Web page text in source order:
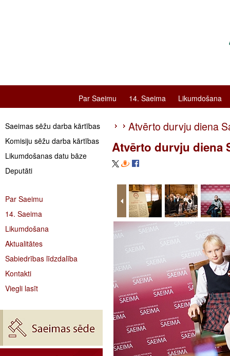
Par Saeimu 14. Saeima Likumdošana
Saeimas sēžu darba kārtības
Komisiju sēžu darba kārtības
Likumdošanas datu bāze
Deputāti
Par Saeimu
14. Saeima
Likumdošana
Aktualitātes
Sabiedrības līdzdalība
Kontakti
Viegli lasīt
Atvērto durvju diena
Atvērto durvju diena